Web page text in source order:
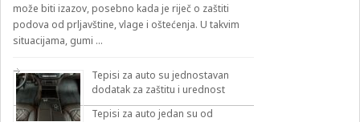
može biti izazov, posebno kada je riječ o zaštiti
podova od prljavštine, vlage i oštećenja. U takvim
situacijama, gumi …
Tepisi za auto su jednostavan
dodatak za zaštitu i urednost
Tepisi za auto jedan su od